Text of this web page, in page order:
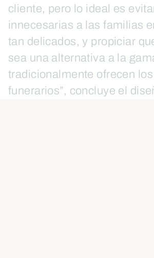
cliente, pero lo ideal es
innecesarias a las familias
tan delicados, y propiciar
sea una alternativa a la
tradicionalmente ofrecen
funerarios”, concluye el